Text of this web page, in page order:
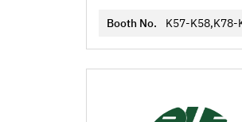
Booth No. K57-K58,K78-